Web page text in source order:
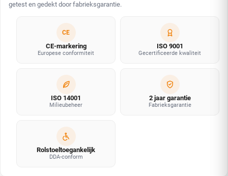
getest en gedekt door fabrieksgarantie.
CE
CE-markering
Europese conformiteit
ISO 9001
Gecertificeerde kwaliteit
ISO 14001
Milieubeheer
2 jaar garantie
Fabrieksgarantie
Rolstoeltoegankelijk
DDA-conform